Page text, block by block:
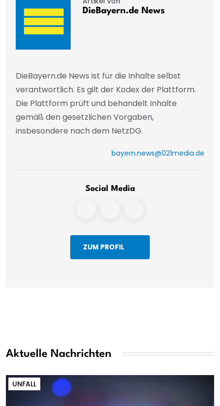
DieBayern.de News
DieBayern.de News ist für die Inhalte selbst
verantwortlich. Es gilt der Kodex der Plattform.
Die Plattform prüft und behandelt Inhalte
gemäß den gesetzlichen Vorgaben,
insbesondere nach dem NetzDG.
bayern.news@021media.de
Social Media
ZUM PROFIL
Aktuelle Nachrichten
UNFALL